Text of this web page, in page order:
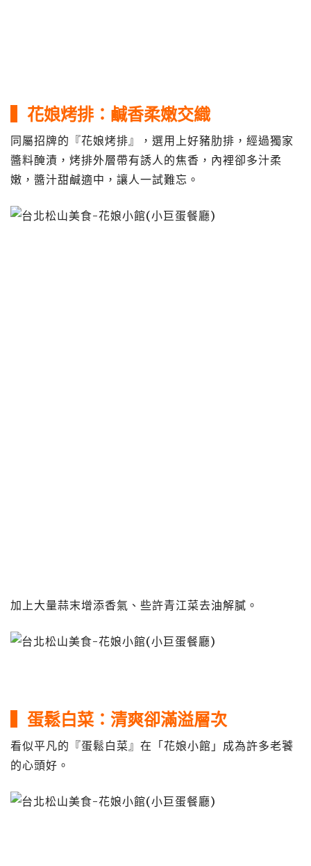
▍花娘烤排：鹹香柔嫩交織
同屬招牌的『花娘烤排』，選用上好豬肋排，經過獨家
醬料醃漬，烤排外層帶有誘人的焦香，內裡卻多汁柔
嫩，醬汁甜鹹適中，讓人一試難忘。
加上大量蒜末增添香氣、些許青江菜去油解膩。
▍蛋鬆白菜：清爽卻滿溢層次
看似平凡的『蛋鬆白菜』在「花娘小館」成為許多老饕
的心頭好。